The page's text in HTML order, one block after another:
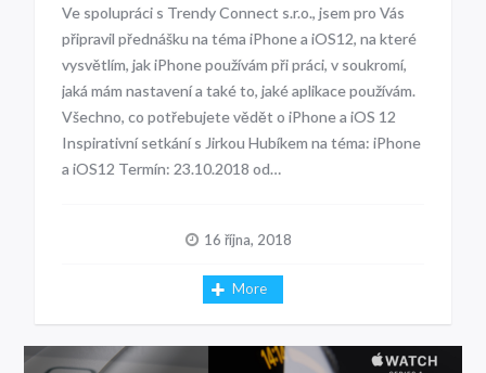
Ve spolupráci s Trendy Connect s.r.o., jsem pro Vás
připravil přednášku na téma iPhone a iOS12, na které
vysvětlím, jak iPhone používám při práci, v soukromí,
jaká mám nastavení a také to, jaké aplikace používám.
Všechno, co potřebujete vědět o iPhone a iOS 12
Inspirativní setkání s Jirkou Hubíkem na téma: iPhone
a iOS12 Termín: 23.10.2018 od…
16 října, 2018
More